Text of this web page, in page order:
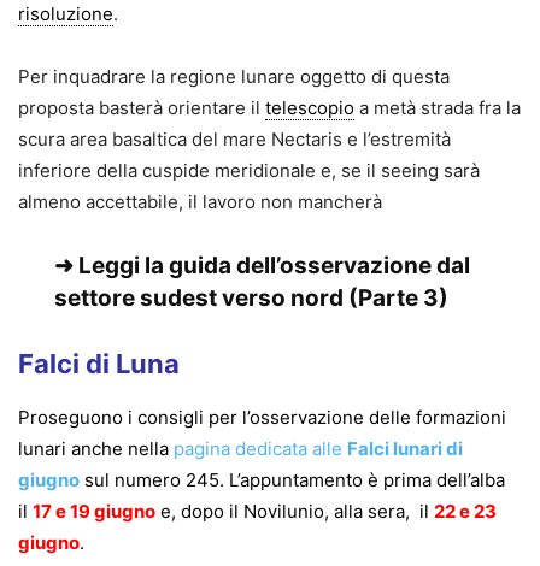
risoluzione.
Per inquadrare la regione lunare oggetto di questa
proposta basterà orientare il telescopio a metà strada fra la
scura area basaltica del mare Nectaris e l’estremità
inferiore della cuspide meridionale e, se il seeing sarà
almeno accettabile, il lavoro non mancherà
➜ Leggi la guida dell’osservazione dal
settore sudest verso nord (Parte 3)
Falci di Luna
Proseguono i consigli per l’osservazione delle formazioni
lunari anche nella pagina dedicata alle Falci lunaridi
giugno sul numero 245. L’appuntamento è prima dell’alba
il 17 e 19 giugno e, dopo il Novilunio, alla sera, il 22 e 23
giugno.